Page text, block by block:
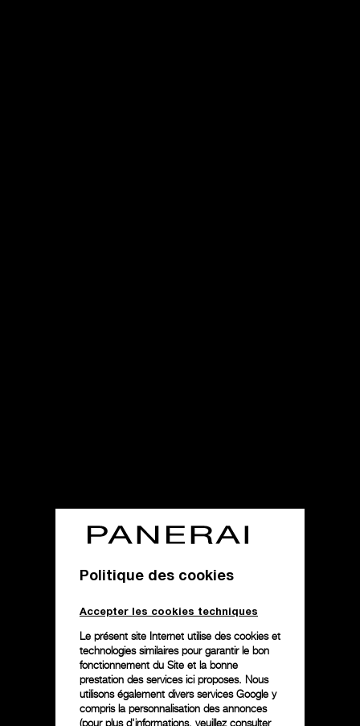
Politique des cookies
Accepter les cookies techniques
Le présent site Internet utilise des cookies et
technologies similaires pour garantir le bon
fonctionnement du Site et la bonne
prestation des services ici proposes. Nous
utilisons également divers services Google y
compris la personnalisation des annonces
(pour plus d'informations, veuillez consulter